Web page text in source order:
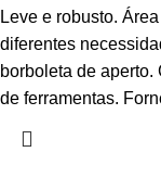
Leve e robusto.
diferentes
borboleta de
de ferramentas.